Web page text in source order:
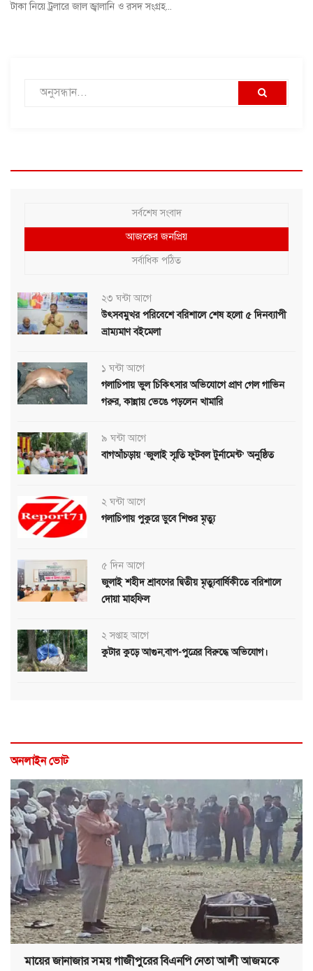
টাকা নিয়ে ট্রলারে জাল জ্বালানি ও রসদ সংগ্রহ...
সর্বশেষ সংবাদ
আজকের জনপ্রিয়
সর্বাধিক পঠিত
২৩ ঘন্টা আগে
উৎসবমুখর পরিবেশে বরিশালে শেষ হলো ৫ দিনব্যাপী
ভ্রাম্যমাণ বইমেলা
১ ঘন্টা আগে
গলাচিপায় ভুল চিকিৎসার অভিযোগে প্রাণ গেল গাভিন
গরুর, কান্নায় ভেঙে পড়লেন খামারি
৯ ঘন্টা আগে
বাগআঁচড়ায় ‘জুলাই স্মৃতি ফুটবল টুর্নামেন্ট’ অনুষ্ঠিত
২ ঘন্টা আগে
গলাচিপায় পুকুরে ডুবে শিশুর মৃত্যু
৫ দিন আগে
জুলাই শহীদ শ্রাবণের দ্বিতীয় মৃত্যুবার্ষিকীতে বরিশালে
দোয়া মাহফিল
২ সপ্তাহ আগে
কুটার কুড়ে আগুন,বাপ-পুত্রের বিরুদ্ধে অভিযোগ।
অনলাইন ভোট
মায়ের জানাজার সময় গাজীপুরের বিএনপি নেতা আলী আজমকে